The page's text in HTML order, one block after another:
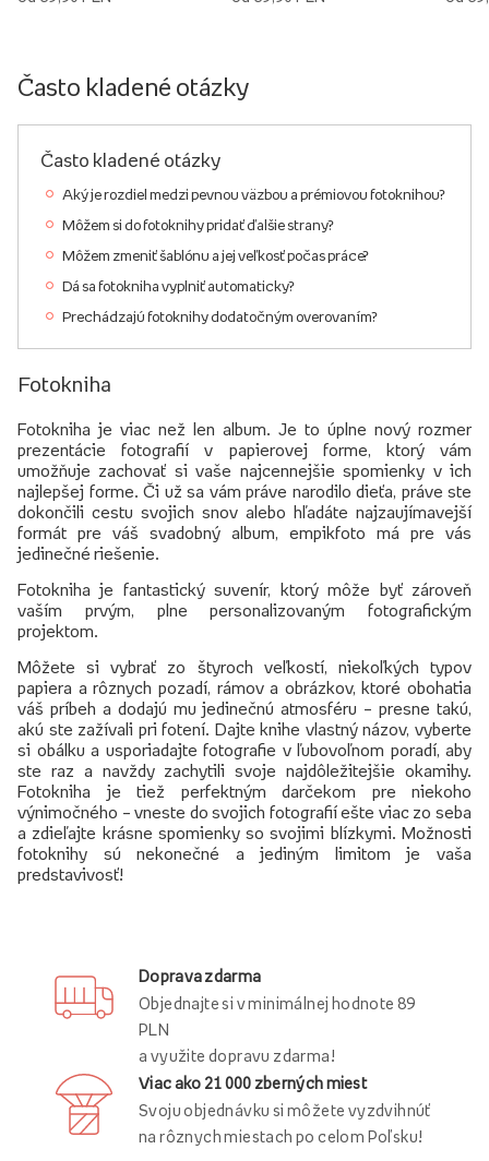
Často kladené otázky
Často kladené otázky
Aký je rozdiel medzi pevnou väzbou a prémiovou fotoknihou?
Môžem si do fotoknihy pridať ďalšie strany?
Môžem zmeniť šablónu a jej veľkosť počas práce?
Dá sa fotokniha vyplniť automaticky?
Prechádzajú fotoknihy dodatočným overovaním?
Fotokniha
Fotokniha je viac než len album. Je to úplne nový rozmer
prezentácie fotografií v papierovej forme, ktorý vám
umožňuje zachovať si vaše najcennejšie spomienky v ich
najlepšej forme. Či už sa vám práve narodilo dieťa, práve ste
dokončili cestu svojich snov alebo hľadáte najzaujímavejší
formát pre váš svadobný album, empikfoto má pre vás
jedinečné riešenie.
Fotokniha je fantastický suvenír, ktorý môže byť zároveň
vaším prvým, plne personalizovaným fotografickým
projektom.
Môžete si vybrať zo štyroch veľkostí, niekoľkých typov
papiera a rôznych pozadí, rámov a obrázkov, ktoré obohatia
váš príbeh a dodajú mu jedinečnú atmosféru – presne takú,
akú ste zažívali pri fotení. Dajte knihe vlastný názov, vyberte
si obálku a usporiadajte fotografie v ľubovoľnom poradí, aby
ste raz a navždy zachytili svoje najdôležitejšie okamihy.
Fotokniha je tiež perfektným darčekom pre niekoho
výnimočného – vneste do svojich fotografií ešte viac zo seba
a zdieľajte krásne spomienky so svojimi blízkymi. Možnosti
fotoknihy sú nekonečné a jediným limitom je vaša
predstavivosť!
Doprava zdarma
Objednajte si v minimálnej hodnote 89
PLN
a využite dopravu zdarma!
Viac ako 21 000 zberných miest
Svoju objednávku si môžete vyzdvihnúť
na rôznych miestach po celom Poľsku!